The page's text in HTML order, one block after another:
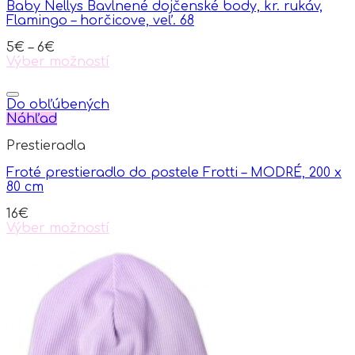
Baby Nellys Bavlnené dojčenské body, kr. rukáv,
Flamingo – horčicove, veľ. 68
5€ – 6€
Výber možností
product
has
multiple
The
may
be
on
the
Do obľúbených
Náhľad
Prestieradla
Froté prestieradlo do postele Frotti – MODRÉ, 200 x
80 cm
16€
Výber možností
multiple
variants.
options
may